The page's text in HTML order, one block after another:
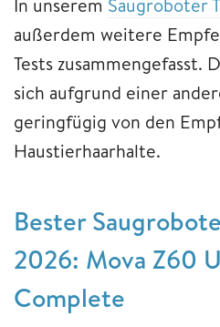
In unserem Saugroboter
außerdem weitere
Tests zusammengefasst.
sich aufgrund einer
geringfügig von den
Haustierhaarhalte.
Bester
2026: Mova Z60
Complete